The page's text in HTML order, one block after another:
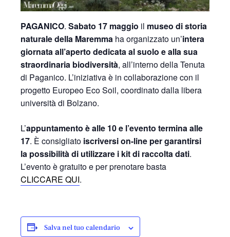
PAGANICO. Sabato 17 maggio il museo di storia
naturale della Maremma ha organizzato un’intera
giornata all’aperto dedicata al suolo e alla sua
straordinaria biodiversità, all’interno della Tenuta
di Paganico. L’iniziativa è in collaborazione con il
progetto Europeo Eco Soil, coordinato dalla libera
università di Bolzano.
L’appuntamento è alle 10 e l’evento termina alle
17. È consigliato iscriversi on-line per garantirsi
la possibilità di utilizzare i kit di raccolta dati.
L’evento è gratuito e per prenotare basta
CLICCARE QUI.
Salva nel tuo calendario